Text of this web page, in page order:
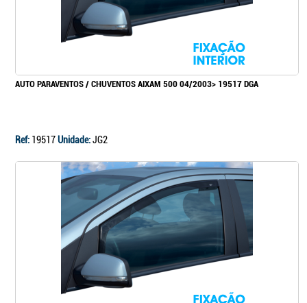
AUTO PARAVENTOS / CHUVENTOS AIXAM 500 04/2003> 19517 DGA
Ref: 19517Unidade:JG2
Continuar a comprar